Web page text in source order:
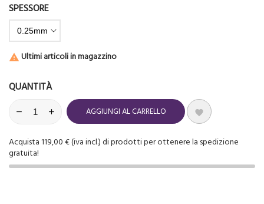
SPESSORE
 Ultimi articoli in magazzino
QUANTITÀ
AGGIUNGI AL CARRELLO 
Acquista 119,00 € (iva incl.) di prodotti per ottenere la spedizione
gratuita!